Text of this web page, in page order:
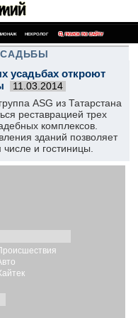
НЕКРОЛОГ ПОИСК ПО САЙТУ
усадьбах откроют
11.03.2014
ASG из Татарстана
реставрацией трех
комплексов.
зданий позволяет
и гостиницы.